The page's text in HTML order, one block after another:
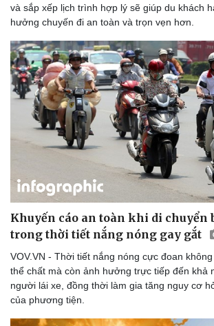
Doanh nghiệp
Thông tin doanh nghiệp
Doanh nghiệp 24h
Doanh nhân
Vì cộng đồng
Công nghệ
Sành điệu
Tin Công
Trải
Chuyển
và sắp xếp lịch trình hợp lý sẽ giúp du khách
hưởng chuyến đi an toàn và trọn vẹn hơn.
Khuyến cáo an toàn khi di chuyển
trong thời tiết nắng nóng gay gắt
VOV.VN - Thời tiết nắng nóng cực đoan
thể chất mà còn ảnh hưởng trực tiếp đến khả
người lái xe, đồng thời làm gia tăng nguy cơ
của phương tiện.